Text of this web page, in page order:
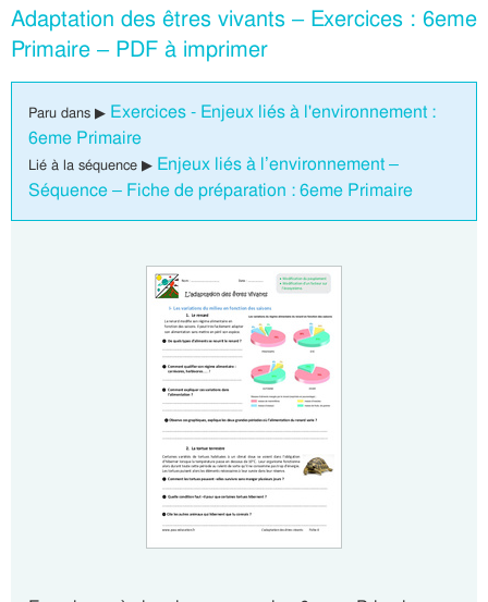
Adaptation des êtres vivants – Exercices : 6eme
Primaire – PDF à imprimer
Paru dans ▶ Exercices - Enjeux liés à l'environnement :
6eme Primaire
Lié à la séquence ▶ Enjeux liés à l’environnement –
Séquence – Fiche de préparation : 6eme Primaire